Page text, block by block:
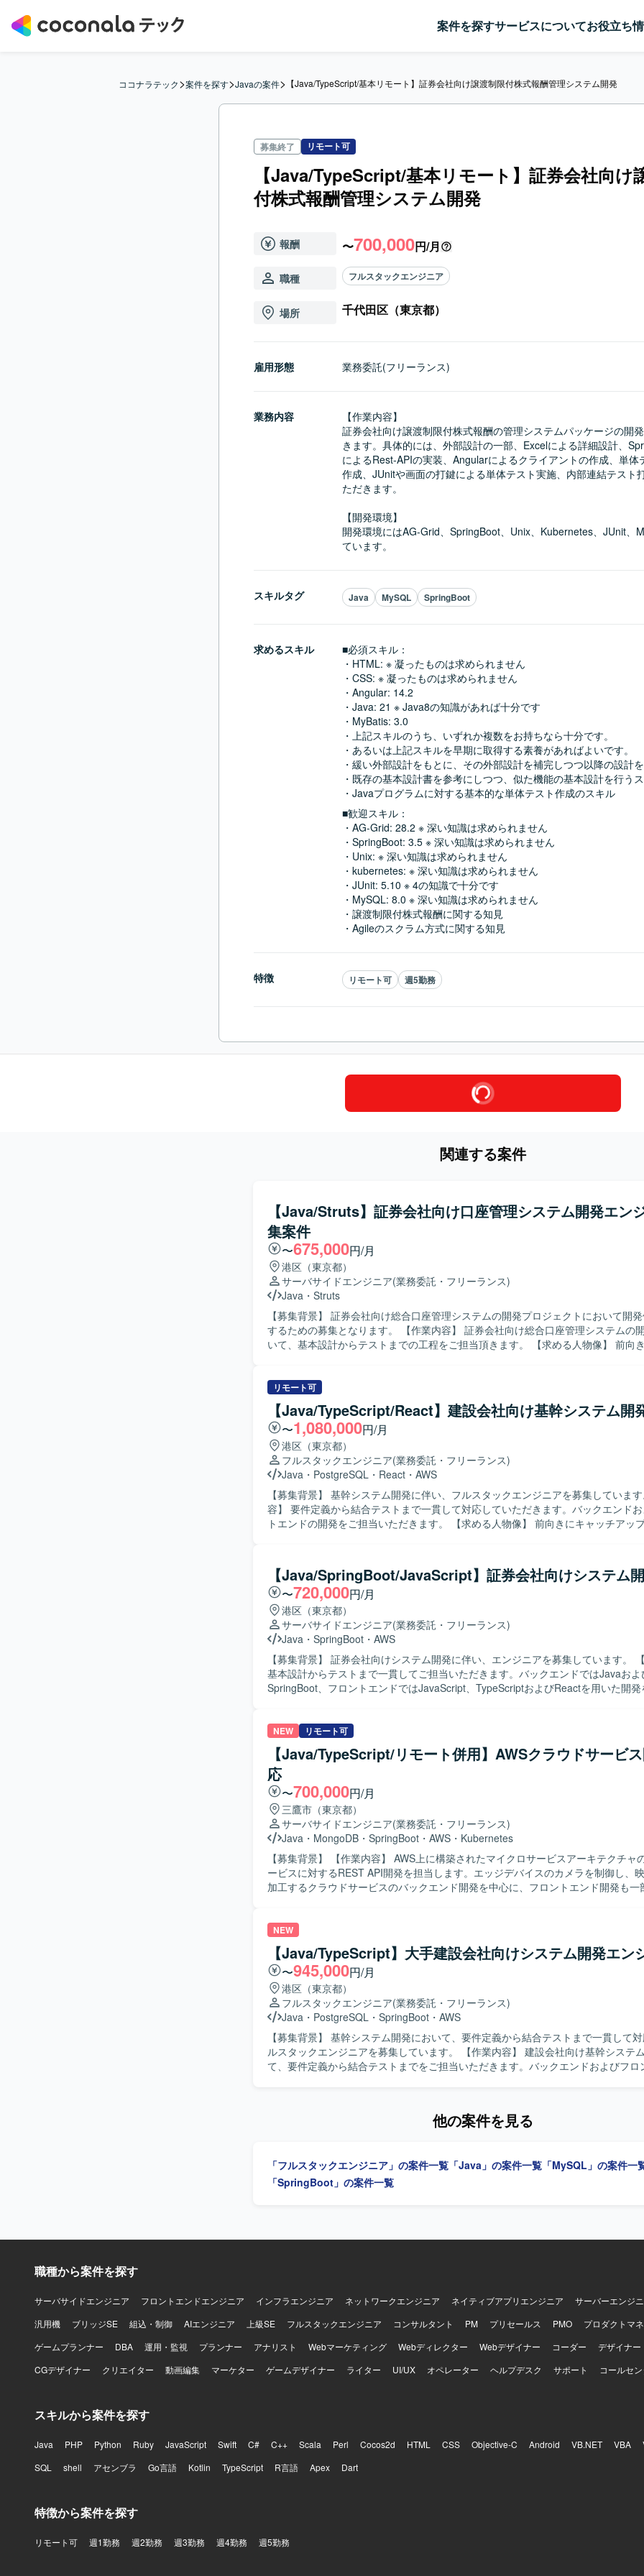
案件を探すサービスについてお役立ち
ココナラテック>案件を探す>Javaの案件> 【Java/TypeScript/基本リモート】証券会社向け譲渡制限付株式報酬管理システム開発
募集終了 リモート可
【Java/TypeScript/基本リモート】証券会社向け
付株式報酬管理システム開発
報酬 〜700,000円/月
職種 フルスタックエンジニア
場所 千代田区（東京都）
雇用形態 業務委託(フリーランス)
業務内容
【作業内容】
証券会社向け譲渡制限付株式報酬の管理システムパッケージの開
きます。具体的には、外部設計の一部、Excelによる詳細設計、
によるRest-APIの実装、Angularによるクライアントの作成、単体
作成、JUnitや画面の打鍵による単体テスト実施、内部連結テスト
ただきます。
【開発環境】
開発環境にはAG-Grid、SpringBoot、Unix、Kubernetes、JUnit、
ています。
スキルタグ Java MySQL SpringBoot
求めるスキル
■必須スキル：
・HTML: ※ 凝ったものは求められません
・CSS: ※ 凝ったものは求められません
・Angular: 14.2
・Java: 21 ※ Java8の知識があれば十分です
・MyBatis: 3.0
・上記スキルのうち、いずれか複数をお持ちなら十分です。
・あるいは上記スキルを早期に取得する素養があればよいです。
・緩い外部設計をもとに、その外部設計を補完しつつ以降の設計
・既存の基本設計書を参考にしつつ、似た機能の基本設計を行う
・Javaプログラムに対する基本的な単体テスト作成のスキル
■歓迎スキル：
・AG-Grid: 28.2 ※ 深い知識は求められません
・SpringBoot: 3.5 ※ 深い知識は求められません
・Unix: ※ 深い知識は求められません
・kubernetes: ※ 深い知識は求められません
・JUnit: 5.10 ※ 4の知識で十分です
・MySQL: 8.0 ※ 深い知識は求められません
・譲渡制限付株式報酬に関する知見
・Agileのスクラム方式に関する知見
特徴 リモート可 週5勤務
関連する案件
【Java/Struts】証券会社向け口座管理システム開発エン
集案件
〜675,000円/月
港区（東京都）
サーバサイドエンジニア(業務委託・フリーランス)
Java ・ Struts
【募集背景】 証券会社向け総合口座管理システムの開発プロジェクトにおいて開
するための募集となります。 【作業内容】 証券会社向け総合口座管理システムの開発案件にお
いて、基本設計からテストまでの工程をご担当頂きます。 【求める人物像】 前向きでキャッチ
リモート可
【Java/TypeScript/React】建設会社向け基幹システム開
〜1,080,000円/月
港区（東京都）
フルスタックエンジニア(業務委託・フリーランス)
Java ・ PostgreSQL ・ React ・ AWS
【募集背景】 基幹システム開発に伴い、フルスタックエンジニアを募集しています。 【作
容】 要件定義から結合テストまで一貫して対応していただきます。バックエンド
トエンドの開発をご担当いただきます。 【求める人物像】 前向きにキャッチアップや技術向上
Java（SpringBoot）、フロントエンドはTypeScript（React）、インフラはAWS、
はPostgreSQLを使用します。
【Java/SpringBoot/JavaScript】証券会社向けシステム
〜720,000円/月
港区（東京都）
サーバサイドエンジニア(業務委託・フリーランス)
Java ・ SpringBoot ・ AWS
【募集背景】 証券会社向けシステム開発に伴い、エンジニアを募集しています。 【作業内容】
基本設計からテストまで一貫してご担当いただきます。バックエンドではJavaおよ
SpringBoot、フロントエンドではJavaScript、TypeScriptおよびReactを用いた開
ドはJava（SpringBoot）、フロントエンドはJavaScript、TypeScript（React）を
ソースコード管理にはGitLab、コミュニケーションにはTeamsを使用します。
NEW リモート可
【Java/TypeScript/リモート併用】AWSクラウドサービ
応
〜700,000円/月
三鷹市（東京都）
サーバサイドエンジニア(業務委託・フリーランス)
Java ・ MongoDB ・ SpringBoot ・ AWS ・ Kubernetes
【募集背景】 【作業内容】 AWS上に構築されたマイクロサービスアーキテクチャのクラウドサ
ービスに対するREST API開発を担当します。エッジデバイスのカメラを制御し、
加工するクラウドサービスのバックエンド開発を中心に、フロントエンド開発も一
TypeScript、Node.js、Spring Boot、MongoDB、DynamoDBを使用します。
NEW
【Java/TypeScript】大手建設会社向けシステム開発エン
〜945,000円/月
港区（東京都）
フルスタックエンジニア(業務委託・フリーランス)
Java ・ PostgreSQL ・ SpringBoot ・ AWS
【募集背景】 基幹システム開発において、要件定義から結合テストまで一貫して
ルスタックエンジニアを募集しています。 【作業内容】 建設会社向け基幹システム開発におい
て、要件定義から結合テストまでをご担当いただきます。バックエンドおよびフロ
発環境】 バックエンドはJava（Springboot）、フロントエンドはTypeScript（
他の案件を見る
「フルスタックエンジニア」の案件一覧 「Java」の案件一覧 「MySQL」の案件一
「SpringBoot」の案件一覧
職種から案件を探す
サーバサイドエンジニア フロントエンドエンジニア インフラエンジニア ネットワークエンジニア ネイティブアプリエンジニア
サーバーエンジ
汎用機
ブリッジSE 組込・制御 AIエンジニア 上級SE フルスタックエンジニア コンサルタント PM プリセールス PMO
プロダクトマ
ゲームプランナー
DBA 運用・監視 プランナー アナリスト Webマーケティング Webディレクター Webデザイナー コーダー
デザイナー
CGデザイナー
クリエイター 動画編集 マーケター ゲームデザイナー ライター UI/UX オペレーター ヘルプデスク サポート コールセ
スキルから案件を探す
Java PHP Python Ruby JavaScript Swift C# C++ Scala Perl Cocos2d HTML CSS Objective-C Android VB.NET VBA
SQL
shell アセンブラ Go言語 Kotlin TypeScript R言語 Apex Dart
特徴から案件を探す
リモート可 週1勤務 週2勤務 週3勤務 週4勤務 週5勤務